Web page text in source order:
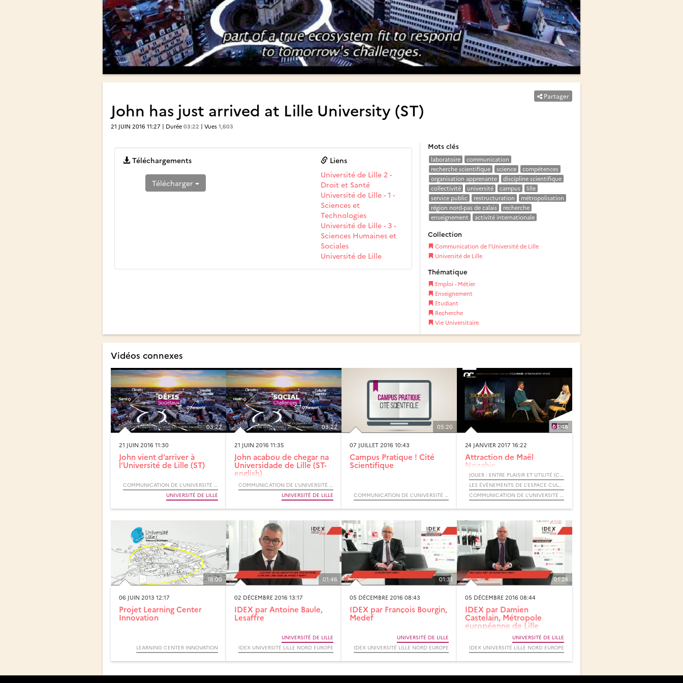
Partager
John has just arrived at Lille University (ST)
21 JUIN 2016 11:27 | Durée 03:22 | Vues 1,603
Téléchargements
Télécharger
Liens
Université de Lille 2 -
Droit et Santé
Université de Lille - 1 -
Sciences et
Technologies
Université de Lille - 3 -
Sciences Humaines et
Sociales
Université de Lille
Mots clés
laboratoire
communication
recherche scientifique
science
compétences
organisation apprenante
discipline scientifique
collectivité
université campus
lille
service public
restructuration
métropolisation
région nord-pas de calais
recherche
enseignement
activité internationale
Collection
Communication de l’Université de Lille
Université de Lille
Thématique
Emploi - Métier
Enseignement
Etudiant
Recherche
Vie Universitaire
Vidéos connexes
03:22
21 JUIN 2016 11:30
John vient d’arriver à
l’Université de Lille (ST)
COMMUNICATION DE L’UNIVERSITÉ DE LILLE
UNIVERSITÉ DE LILLE
03:22
21 JUIN 2016 11:35
John acabou de chegar na
Universidade de Lille (ST-
english)
COMMUNICATION DE L’UNIVERSITÉ DE LILLE
UNIVERSITÉ DE LILLE
05:20
07 JUILLET 2016 10:43
Campus Pratique ! Cité
Scientifique
COMMUNICATION DE L’UNIVERSITÉ DE LILLE
03:46
24 JANVIER 2017 16:22
Attraction de Maël
Nozahic
JOUER : ENTRE PLAISIR ET UTILITÉ (CYCLE) / RENDEZ-VOUS D’ARCHIMÈDE
LES ÉVÉNEMENTS DE L’ESPACE CULTURE
COMMUNICATION DE L’UNIVERSITÉ DE LILLE
18:00
06 JUIN 2013 12:17
Projet Learning Center
Innovation
LEARNING CENTER INNOVATION
01:46
02 DÉCEMBRE 2016 13:17
IDEX par Antoine Baule,
Lesaffre
UNIVERSITÉ DE LILLE
IDEX UNIVERSITÉ LILLE NORD EUROPE
01:31
05 DÉCEMBRE 2016 08:43
IDEX par François Bourgin,
Medef
UNIVERSITÉ DE LILLE
IDEX UNIVERSITÉ LILLE NORD EUROPE
01:24
05 DÉCEMBRE 2016 08:44
IDEX par Damien
Castelain, Métropole
européenne de Lille
UNIVERSITÉ DE LILLE
IDEX UNIVERSITÉ LILLE NORD EUROPE